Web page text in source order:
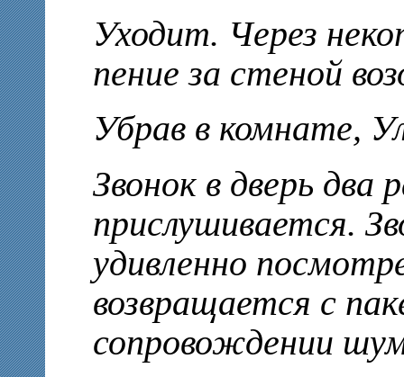
Уходит. Через
пение за стеной
Убрав в комнате,
Звонок в дверь два
прислушивается.
удивленно
возвращается с
сопровождении